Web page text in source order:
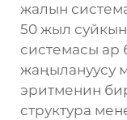
жалын
50 жыл
системасы ар
жаңылануусу
эритменин
структура